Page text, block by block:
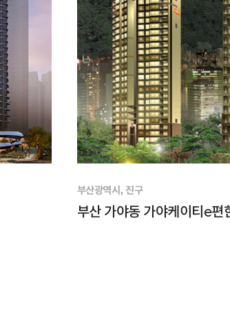
부산광역시, 진구
부산 가야동 가야케이티e편